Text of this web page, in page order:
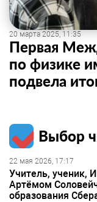
20 марта 2025, 11:35
Первая
по физике
подвела
Выбор
22 мая 2026, 17:17
Учитель, ученик,
Артёмом
образования